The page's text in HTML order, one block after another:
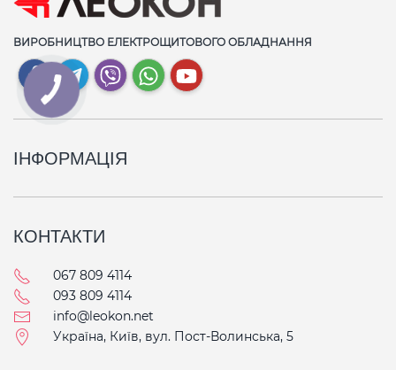
ВИРОБНИЦТВО ЕЛЕКТРОЩИТОВОГО ОБЛАДНАННЯ
ІНФОРМАЦІЯ
КОНТАКТИ
067 809 4114
093 809 4114
info@leokon.net
Україна, Київ, вул. Пост-Волинська, 5